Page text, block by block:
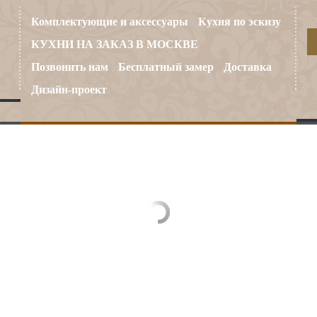
Комплектующие и аксессуары
Кухня по эскизу
КУХНИ НА ЗАКАЗ В МОСКВЕ
Позвонить нам
Бесплатный замер
Доставка
Дизайн-проект